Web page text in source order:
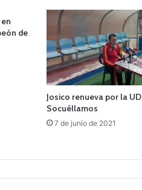
de
Josico renueva por la UD
Socuéllamos
7 de junio de 2021